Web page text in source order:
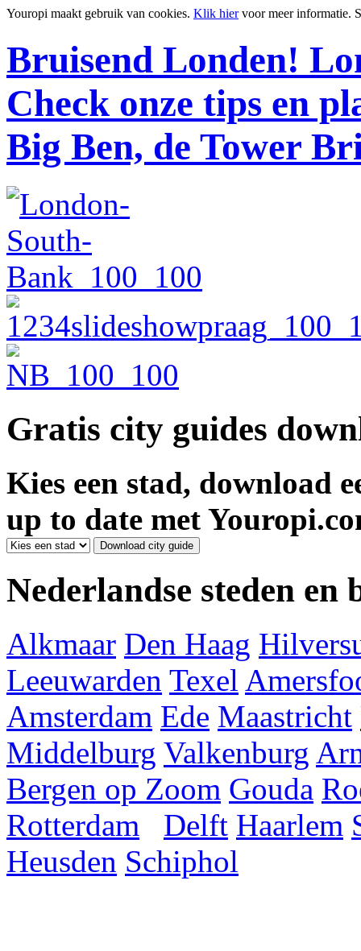
Youropi maakt gebruik van cookies. Klik hiervoor meer informatie.
Bruisend Londen!
Check onze tips en
Big Ben, de Tower
Gratis city guides
Kies een stad, download
up to date met
Nederlandse steden en
Alkmaar Den Haag
Leeuwarden Texel
Amsterdam Ede Maastricht
Middelburg Valkenburg
Bergen op Zoom Gouda
Rotterdam
Delft Haarlem
Heusden Schiphol